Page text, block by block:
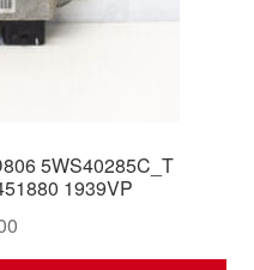
5WS40285C_T
1939VP